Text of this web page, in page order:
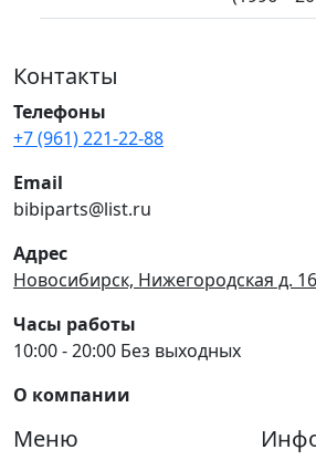
Контакты
Телефоны
+7 (961) 221-22-88
Email
bibiparts@list.ru
Адрес
Новосибирск, Нижегородская д.
Часы работы
10:00 - 20:00 Без выходных
О компании
Меню